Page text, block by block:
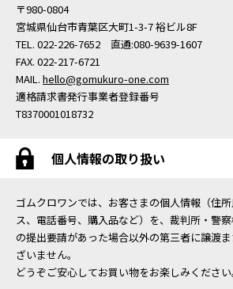
〒980-0804
宮城県仙台市青葉区大町1-3-7 裕ビル8F
TEL. 022-226-7652 直通:080-9639-1607
FAX. 022-217-6721
MAIL. hello@gomukuro-one.com
適格請求書発行事業者登録番号
T8370001018732
個人情報の取り扱い
ゴムクロワンでは、お客さまの個人情報（住
ス、電話番号、購入品など）を、裁判所・警
の提出要請があった場合以外の第三者に譲渡
ざいません。
どうぞご安心してお買い物をお楽しみください